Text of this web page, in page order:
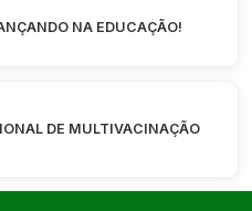
NA EDUCAÇÃO!
DE MULTIVACINAÇÃO